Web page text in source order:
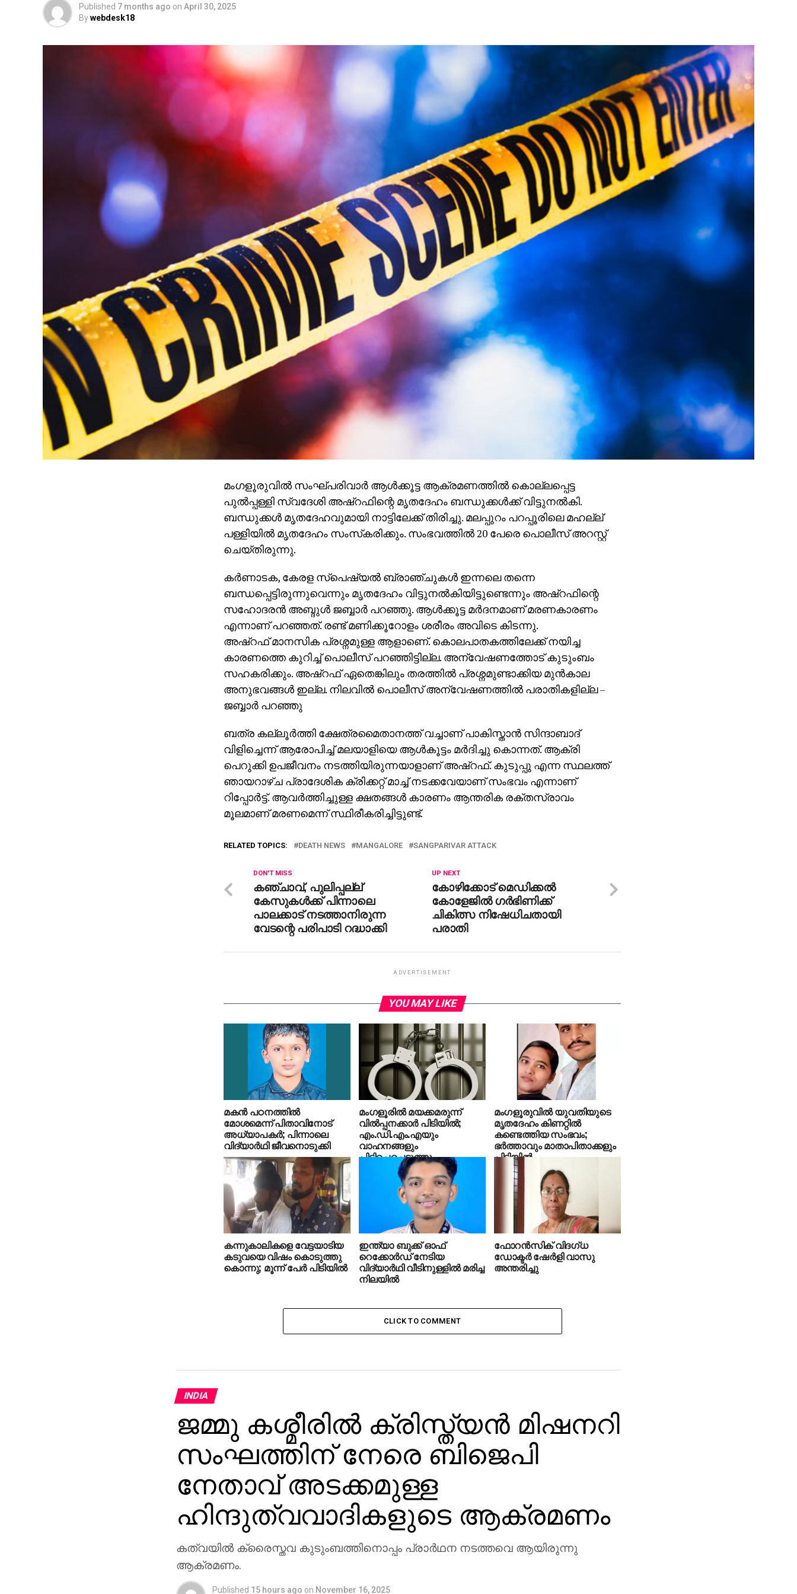
Published 7 months ago on April 30, 2025
Bywebdesk18
മംഗളൂരുവില്‍ സംഘ്പരിവാര്‍ ആള്‍ക്കൂട്ട ആക്രമണത്തില്‍ കൊല്ലപ്പെട്ട
പുല്‍പ്പള്ളി സ്വദേശി അഷ്റഫിന്റെ മൃതദേഹം ബന്ധുക്കള്‍ക്ക് വിട്ടുനല്‍കി.
ബന്ധുക്കള്‍ മൃതദേഹവുമായി നാട്ടിലേക്ക് തിരിച്ചു. മലപ്പുറം പറപ്പൂരിലെ മഹല്ല്
പള്ളിയില്‍ മൃതദേഹം സംസ്‌കരിക്കും. സംഭവത്തില്‍ 20 പേരെ പൊലീസ് അറസ്റ്റ്
ചെയ്തിരുന്നു.
കര്‍ണാടക, കേരള സ്പെഷ്യല്‍ ബ്രാഞ്ചുകള്‍ ഇന്നലെ തന്നെ
ബന്ധപ്പെട്ടിരുന്നുവെന്നും മൃതദേഹം വിട്ടുനല്‍കിയിട്ടുണ്ടെന്നും അഷ്റഫിന്റെ
സഹോദരന്‍ അബ്ദുള്‍ ജബ്ബാര്‍ പറഞ്ഞു. ആള്‍ക്കൂട്ട മര്‍ദനമാണ് മരണകാരണം
എന്നാണ് പറഞ്ഞത്. രണ്ട് മണിക്കൂറോളം ശരീരം അവിടെ കിടന്നു.
അഷ്റഫ് മാനസിക പ്രശ്നമുള്ള ആളാണെ്. കൊലപാതകത്തിലേക്ക് നയിച്ച
കാരണത്തെ കുറിച്ച് പൊലീസ് പറഞ്ഞിട്ടില്ല. അന്വേഷണത്തോട് കുടുംബം
സഹകരിക്കും. അഷ്റഫ് ഏതെങ്കിലും തരത്തില്‍ പ്രശ്നമുണ്ടാക്കിയ മുന്‍കാല
അനുഭവങ്ങള്‍ ഇല്ല. നിലവില്‍ പൊലീസ് അന്വേഷണത്തില്‍ പരാതികളില്ല –
ജബ്ബാര്‍ പറഞ്ഞു
ബത്ര കല്ലൂര്‍ത്തി ക്ഷേത്രമൈതാനത്ത് വച്ചാണ് പാകിസ്താന്‍ സിന്ദാബാദ്
വിളിച്ചെന്ന് ആരോപിച്ച് മലയാളിയെ ആള്‍കൂട്ടം മര്‍ദിച്ചു കൊന്നത്. ആക്രി
പെറുക്കി ഉപജീവനം നടത്തിയിരുന്നയാളാണ് അഷ്റഫ്. കുടുപ്പു എന്ന സ്ഥലത്ത്
ഞായറാഴ്ച പ്രാദേശിക ക്രിക്കറ്റ് മാച്ച് നടക്കവേയാണ് സംഭവം എന്നാണ്
റിപ്പോര്‍ട്ട്. ആവര്‍ത്തിച്ചുള്ള ക്ഷതങ്ങള്‍ കാരണം ആന്തരിക രക്തസ്രാവം
മൂലമാണ് മരണമെന്ന് സ്ഥിരീകരിച്ചിട്ടുണ്ട്.
RELATED TOPICS: DEATH NEWS MANGALORE SANGPARIVAR ATTACK
UP NEXT
കോഴിക്കോട് മെഡിക്കല്‍
കോളേജില്‍ ഗര്‍ഭിണിക്ക്
ചികിത്സ നിഷേധിചതായി
പരാതി
DON'T MISS
കഞ്ചാവ്, പുലിപ്പല്ല്
കേസുകള്‍ക്ക് പിന്നാലെ
പാലക്കാട് നടത്താനിരുന്ന
വേടന്റെ പരിപാടി റദ്ധാക്കി
ADVERTISEMENT
YOU MAY LIKE
മകന്‍ പഠനത്തില്‍
മോശമെന്ന് പിതാവിനോട്
അധ്യാപകര്‍; പിന്നാലെ
വിദ്യാര്‍ഥി ജീവനൊടുക്കി
മംഗളൂരില്‍ മയക്കമരുന്ന്
വില്‍പ്പനക്കാര്‍ പിടിയില്‍;
എം.ഡി.എം.എയും
വാഹനങ്ങളും
പിടിച്ചെച്ചെടുത്തു
മംഗളൂരുവില്‍ യുവതിയുടെ
മൃതദേഹം കിണറ്റില്‍
കണ്ടെത്തിയ സംഭവം;
ഭര്‍ത്താവും മാതാപിതാക്കളും
പിടിയില്‍
കന്നുകാലികളെ വേട്ടയാടിയ
കടുവയെ വിഷം കൊടുത്തു
കൊന്നു; മൂന്ന് പേര്‍ പിടിയില്‍
ഇന്ത്യാ ബുക്ക് ഓഫ്
റെക്കോര്‍ഡ് നേടിയ
വിദ്യാര്‍ഥി വീടിനുള്ളില്‍ മരിച്ച
നിലയില്‍
ഫോറന്‍സിക് വിദഗ്ധ
ഡോക്ടര്‍ ഷേര്‍ളി വാസു
അന്തരിച്ചു
CLICK TO COMMENT
INDIA
ജമ്മു കശ്മീരില്‍ ക്രിസ്ത്യന്‍ മിഷനറി
സംഘത്തിന് നേരെ ബിജെപി
നേതാവ് അടക്കമുള്ള
ഹിന്ദുത്വവാദികളുടെ ആക്രമണം
കത്വയില്‍ ക്രൈസ്തവ കുടുംബത്തിനൊപ്പം പ്രാര്‍ഥന നടത്തവെ ആയിരുന്നു
ആക്രമണം.
Published 15 hours ago on November 16, 2025